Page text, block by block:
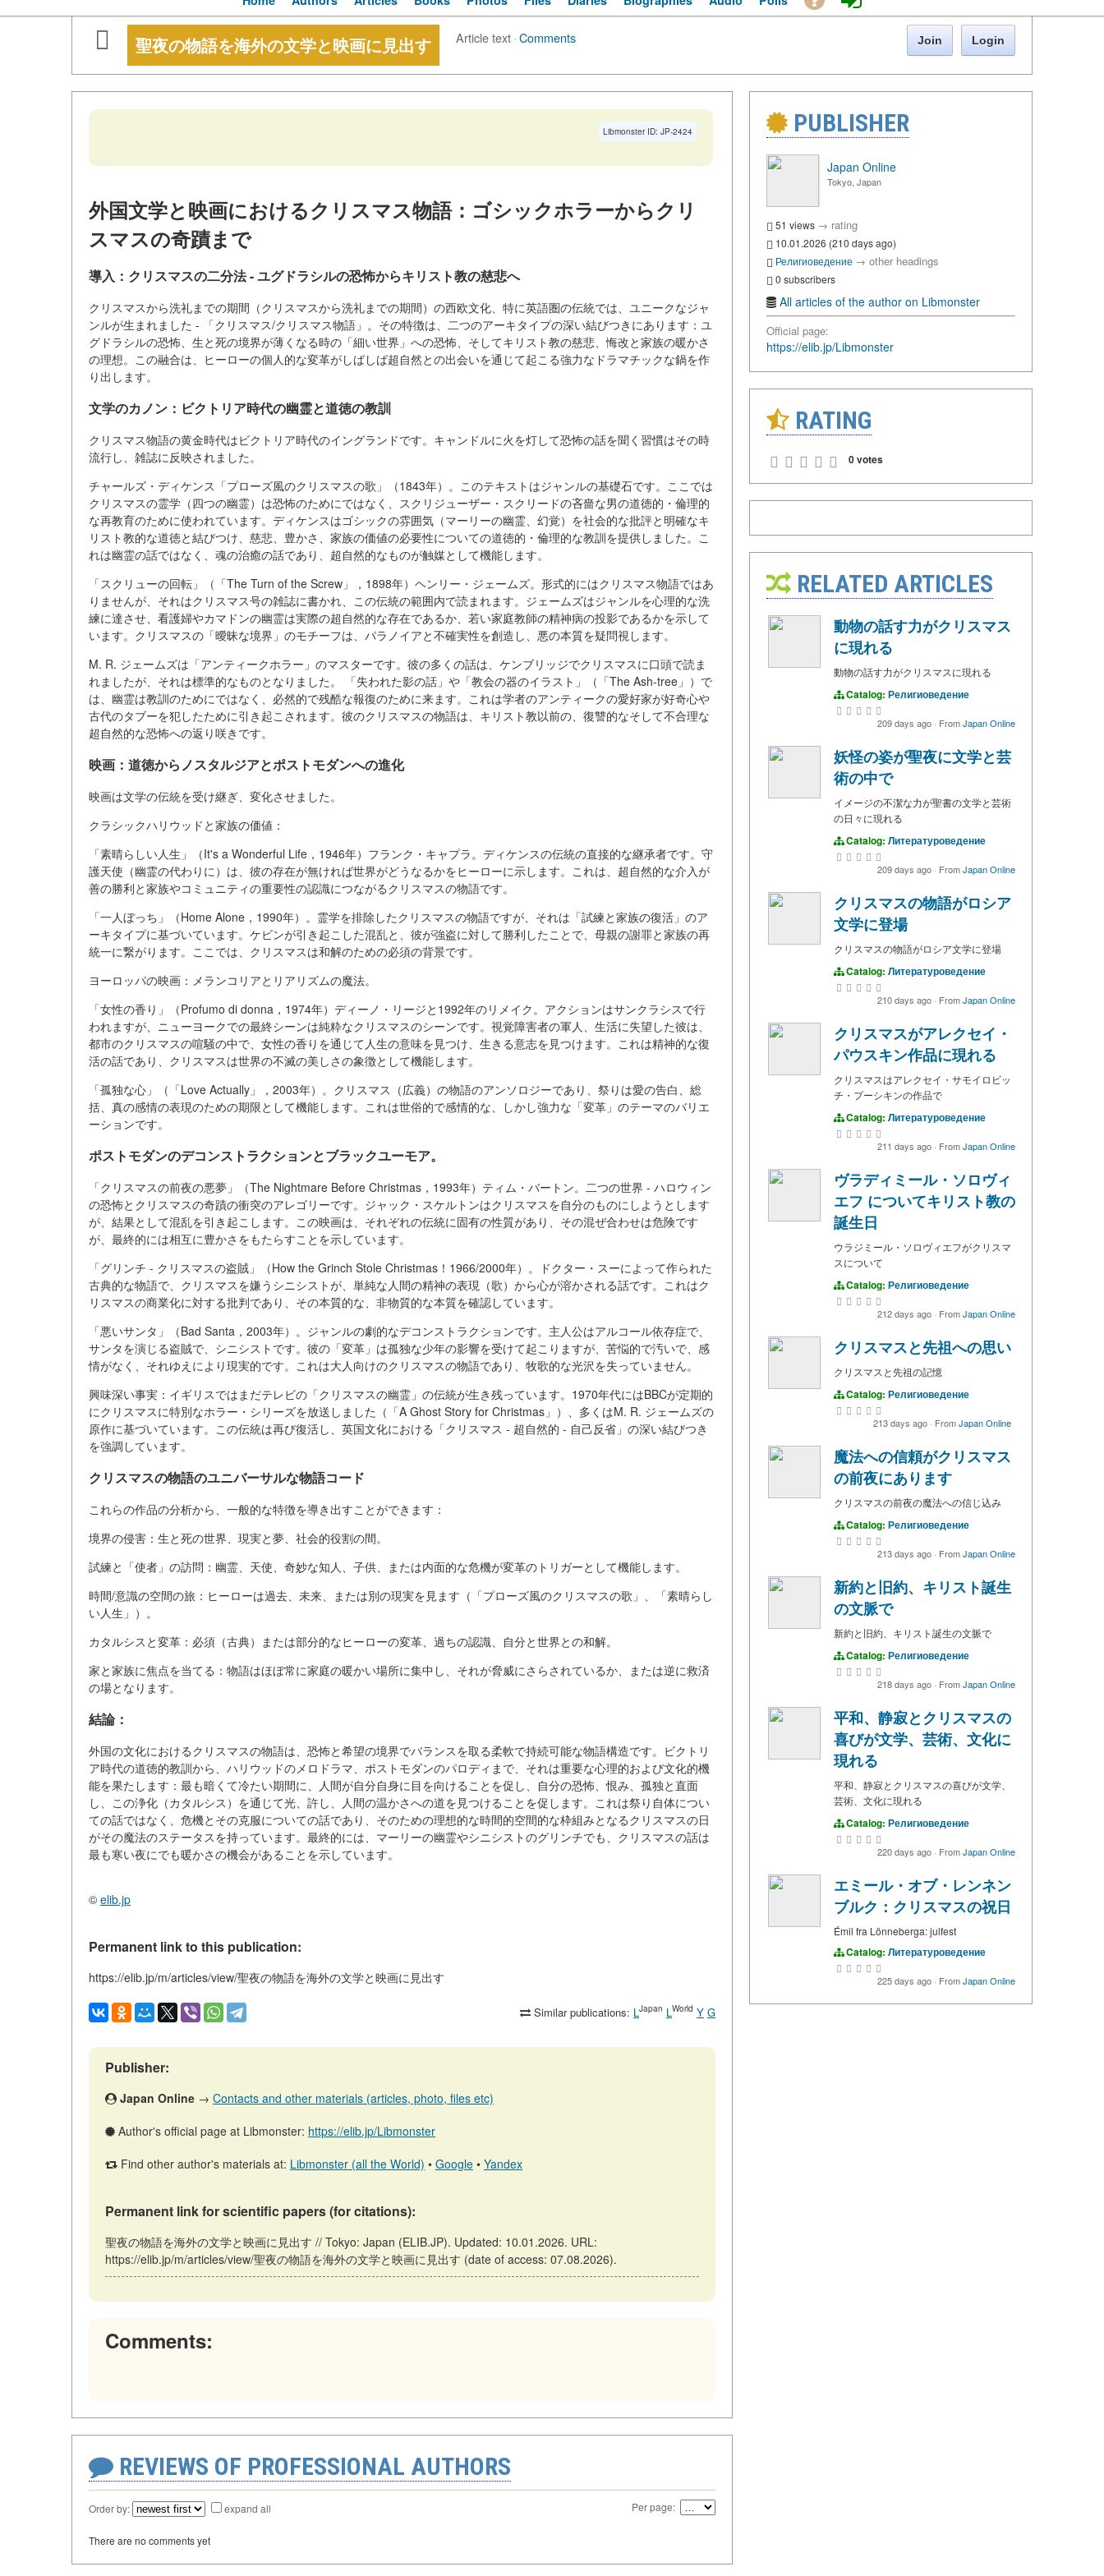
聖夜の物語を海外の文学と映画に見出す Article text·Comments Join Login
Libmonster ID: JP-2424
外国文学と映画におけるクリスマス物語：ゴシックホラーからクリ
スマスの奇蹟まで
導入：クリスマスの二分法 - ユグドラシルの恐怖からキリスト教の慈悲へ
クリスマスから洗礼までの期間（クリスマスから洗礼までの期間）の西欧文化、特に英語圏の伝統では、ユニークなジャ
ンルが生まれました - 「クリスマス/クリスマス物語」。その特徴は、二つのアーキタイプの深い結びつきにあります：ユ
グドラシルの恐怖、生と死の境界が薄くなる時の「細い世界」への恐怖、そしてキリスト教の慈悲、悔改と家族の暖かさ
の理想。この融合は、ヒーローの個人的な変革がしばしば超自然との出会いを通じて起こる強力なドラマチックな鍋を作
り出します。
文学のカノン：ビクトリア時代の幽霊と道徳の教訓
クリスマス物語の黄金時代はビクトリア時代のイングランドです。キャンドルに火を灯して恐怖の話を聞く習慣はその時
流行し、雑誌に反映されました。
チャールズ・ディケンス「プローズ風のクリスマスの歌」（1843年）。このテキストはジャンルの基礎石です。ここでは
クリスマスの霊学（四つの幽霊）は恐怖のためにではなく、スクリジューザー・スクリードの吝嗇な男の道徳的・倫理的
な再教育のために使われています。ディケンスはゴシックの雰囲気（マーリーの幽霊、幻覚）を社会的な批評と明確なキ
リスト教的な道徳と結びつけ、慈悲、豊かさ、家族の価値の必要性についての道徳的・倫理的な教訓を提供しました。こ
れは幽霊の話ではなく、魂の治癒の話であり、超自然的なものが触媒として機能します。
「スクリューの回転」（「The Turn of the Screw」，1898年）ヘンリー・ジェームズ。形式的にはクリスマス物語ではあ
りませんが、それはクリスマス号の雑誌に書かれ、この伝統の範囲内で読まれます。ジェームズはジャンルを心理的な洗
練に達させ、看護婦やカマドンの幽霊は実際の超自然的な存在であるか、若い家庭教師の精神病の投影であるかを示して
います。クリスマスの「曖昧な境界」のモチーフは、パラノイアと不確実性を創造し、悪の本質を疑問視します。
M. R. ジェームズは「アンティークホラー」のマスターです。彼の多くの話は、ケンブリッジでクリスマスに口頭で読ま
れましたが、それは標準的なものとなりました。 「失われた影の話」や「教会の器のイラスト」（「The Ash-tree」）で
は、幽霊は教訓のためにではなく、必然的で残酷な報復のために来ます。これは学者のアンティークの愛好家が好奇心や
古代のタブーを犯したために引き起こされます。彼のクリスマスの物語は、キリスト教以前の、復讐的なそして不合理な
超自然的な恐怖への返り咲きです。
映画：道徳からノスタルジアとポストモダンへの進化
映画は文学の伝統を受け継ぎ、変化させました。
クラシックハリウッドと家族の価値：
「素晴らしい人生」（It's a Wonderful Life，1946年）フランク・キャプラ。ディケンスの伝統の直接的な継承者です。守
護天使（幽霊の代わりに）は、彼の存在が無ければ世界がどうなるかをヒーローに示します。これは、超自然的な介入が
善の勝利と家族やコミュニティの重要性の認識につながるクリスマスの物語です。
「一人ぼっち」（Home Alone，1990年）。霊学を排除したクリスマスの物語ですが、それは「試練と家族の復活」のア
ーキタイプに基づいています。ケビンが引き起こした混乱と、彼が強盗に対して勝利したことで、母親の謝罪と家族の再
統一に繋がります。ここでは、クリスマスは和解のための必須の背景です。
ヨーロッパの映画：メランコリアとリアリズムの魔法。
「女性の香り」（Profumo di donna，1974年）ディーノ・リージと1992年のリメイク。アクションはサンクラシスで行
われますが、ニューヨークでの最終シーンは純粋なクリスマスのシーンです。視覚障害者の軍人、生活に失望した彼は、
都市のクリスマスの喧騒の中で、女性の香りを通じて人生の意味を見つけ、生きる意志を見つけます。これは精神的な復
活の話であり、クリスマスは世界の不滅の美しさの象徴として機能します。
「孤独な心」（「Love Actually」，2003年）。クリスマス（広義）の物語のアンソロジーであり、祭りは愛の告白、総
括、真の感情の表現のための期限として機能します。これは世俗的で感情的な、しかし強力な「変革」のテーマのバリエ
ーションです。
ポストモダンのデコンストラクションとブラックユーモア。
「クリスマスの前夜の悪夢」（The Nightmare Before Christmas，1993年）ティム・バートン。二つの世界 - ハロウィン
の恐怖とクリスマスの奇蹟の衝突のアレゴリーです。ジャック・スケルトンはクリスマスを自分のものにしようとします
が、結果として混乱を引き起こします。この映画は、それぞれの伝統に固有の性質があり、その混ぜ合わせは危険です
が、最終的には相互に豊かさをもたらすことを示しています。
「グリンチ - クリスマスの盗賊」（How the Grinch Stole Christmas！1966/2000年）。ドクター・スーによって作られた
古典的な物語で、クリスマスを嫌うシニシストが、単純な人間の精神の表現（歌）から心が溶かされる話です。これはク
リスマスの商業化に対する批判であり、その本質的な、非物質的な本質を確認しています。
「悪いサンタ」（Bad Santa，2003年）。ジャンルの劇的なデコンストラクションです。主人公はアルコール依存症で、
サンタを演じる盗賊で、シニシストです。彼の「変革」は孤独な少年の影響を受けて起こりますが、苦悩的で汚いで、感
情がなく、それゆえにより現実的です。これは大人向けのクリスマスの物語であり、牧歌的な光沢を失っていません。
興味深い事実：イギリスではまだテレビの「クリスマスの幽霊」の伝統が生き残っています。1970年代にはBBCが定期的
にクリスマスに特別なホラー・シリーズを放送しました（「A Ghost Story for Christmas」）、多くはM. R. ジェームズの
原作に基づいています。この伝統は再び復活し、英国文化における「クリスマス - 超自然的 - 自己反省」の深い結びつき
を強調しています。
クリスマスの物語のユニバーサルな物語コード
これらの作品の分析から、一般的な特徴を導き出すことができます：
境界の侵害：生と死の世界、現実と夢、社会的役割の間。
試練と「使者」の訪問：幽霊、天使、奇妙な知人、子供、または内面的な危機が変革のトリガーとして機能します。
時間/意識の空間の旅：ヒーローは過去、未来、または別の現実を見ます（「プローズ風のクリスマスの歌」、「素晴らし
い人生」）。
カタルシスと変革：必須（古典）または部分的なヒーローの変革、過ちの認識、自分と世界との和解。
家と家族に焦点を当てる：物語はほぼ常に家庭の暖かい場所に集中し、それが脅威にさらされているか、または逆に救済
の場となります。
結論：
外国の文化におけるクリスマスの物語は、恐怖と希望の境界でバランスを取る柔軟で持続可能な物語構造です。ビクトリ
ア時代の道徳的教訓から、ハリウッドのメロドラマ、ポストモダンのパロディまで、それは重要な心理的および文化的機
能を果たします：最も暗くて冷たい期間に、人間が自分自身に目を向けることを促し、自分の恐怖、恨み、孤独と直面
し、この浄化（カタルシス）を通じて光、許し、人間の温かさへの道を見つけることを促します。これは祭り自体につい
ての話ではなく、危機とその克服についての話であり、そのための理想的な時間的空間的な枠組みとなるクリスマスの日
がその魔法のステータスを持っています。最終的には、マーリーの幽霊やシニシストのグリンチでも、クリスマスの話は
最も寒い夜にでも暖かさの機会があることを示しています。
© elib.jp
Permanent link to this publication:
https://elib.jp/m/articles/view/聖夜の物語を海外の文学と映画に見出す
Similar publications: LJapan LWorld Y G
Publisher:
Japan Online → Contacts and other materials (articles, photo, files etc)
Author's official page at Libmonster: https://elib.jp/Libmonster
Find other author's materials at: Libmonster (all the World) • Google • Yandex
Permanent link for scientific papers (for citations):
聖夜の物語を海外の文学と映画に見出す // Tokyo: Japan (ELIB.JP). Updated: 10.01.2026. URL:
https://elib.jp/m/articles/view/聖夜の物語を海外の文学と映画に見出す (date of access: 07.08.2026).
Comments:
REVIEWS OF PROFESSIONAL AUTHORS
Order by: expand all Per page:
There are no comments yet
PUBLISHER
Japan Online
Tokyo, Japan
51 views → rating
10.01.2026 (210 days ago)
Религиоведение → other headings
0 subscribers
All articles of the author on Libmonster
Official page:
https://elib.jp/Libmonster
RATING
0 votes
RELATED ARTICLES
動物の話す力がクリスマス
に現れる
動物の話す力がクリスマスに現れる
Catalog: Религиоведение
209 days ago · FromJapan Online
妖怪の姿が聖夜に文学と芸
術の中で
イメージの不潔な力が聖書の文学と芸術
の日々に現れる
Catalog: Литературоведение
209 days ago · FromJapan Online
クリスマスの物語がロシア
文学に登場
クリスマスの物語がロシア文学に登場
Catalog: Литературоведение
210 days ago · FromJapan Online
クリスマスがアレクセイ・
パウスキン作品に現れる
クリスマスはアレクセイ・サモイロビッ
チ・プーシキンの作品で
Catalog: Литературоведение
211 days ago · FromJapan Online
ヴラディミール・ソロヴィ
エフ についてキリスト教の
誕生日
ウラジミール・ソロヴィエフがクリスマ
スについて
Catalog: Религиоведение
212 days ago · FromJapan Online
クリスマスと先祖への思い
クリスマスと先祖の記憶
Catalog: Религиоведение
213 days ago · FromJapan Online
魔法への信頼がクリスマス
の前夜にあります
クリスマスの前夜の魔法への信じ込み
Catalog: Религиоведение
213 days ago · FromJapan Online
新約と旧約、キリスト誕生
の文脈で
新約と旧約、キリスト誕生の文脈で
Catalog: Религиоведение
218 days ago · FromJapan Online
平和、静寂とクリスマスの
喜びが文学、芸術、文化に
現れる
平和、静寂とクリスマスの喜びが文学、
芸術、文化に現れる
Catalog: Религиоведение
220 days ago · FromJapan Online
エミール・オブ・レンネン
ブルク：クリスマスの祝日
Émil fra Lönneberga: julfest
Catalog: Литературоведение
225 days ago · FromJapan Online